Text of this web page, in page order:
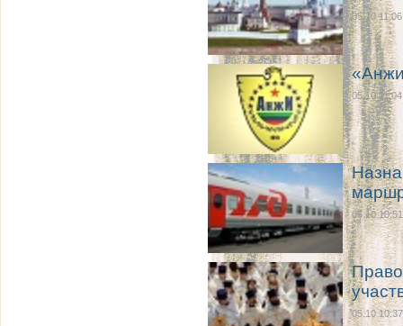
05.10 11:06
05.10 11:04
05.10 10:51
05.10 10:37